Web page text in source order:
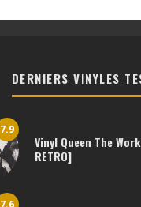
DERNIERS VINYLES
7.9
Vinyl Queen The
RETRO]
7.6